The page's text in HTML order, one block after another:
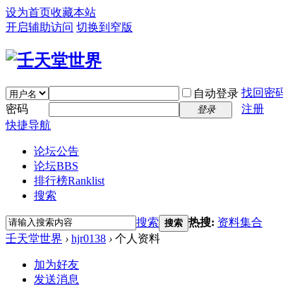
设为首页收藏本站
开启辅助访问 切换到窄版
自动登录 找回密
密码
登录
注册
快捷导航
论坛公告
论坛BBS
排行榜Ranklist
搜索
搜索 搜索 热搜: 资料集合
壬天堂世界 › hjr0138 › 个人资料
加为好友
发送消息